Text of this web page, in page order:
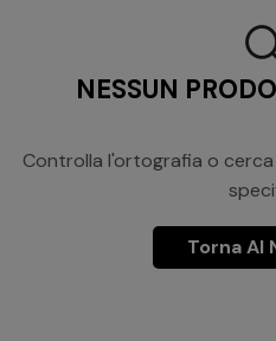
NESSUN
Controlla l'ortografia o
Torna Al